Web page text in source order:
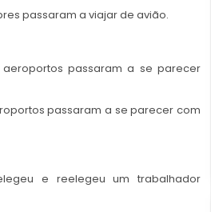
passaram a viajar de avião.
passaram a se parecer
passaram a se parecer com
e reelegeu um trabalhador